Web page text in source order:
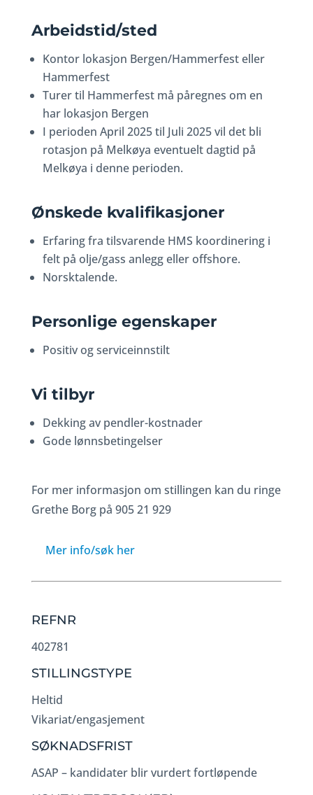
Arbeidstid/sted
Kontor lokasjon Bergen/Hammerfest eller
Hammerfest
Turer til Hammerfest må påregnes om en
har lokasjon Bergen
I perioden April 2025 til Juli 2025 vil det bli
rotasjon på Melkøya eventuelt dagtid på
Melkøya i denne perioden.
Ønskede kvalifikasjoner
Erfaring fra tilsvarende HMS koordinering i
felt på olje/gass anlegg eller offshore.
Norsktalende.
Personlige egenskaper
Positiv og serviceinnstilt
Vi tilbyr
Dekking av pendler-kostnader
Gode lønnsbetingelser
For mer informasjon om stillingen kan du ringe
Grethe Borg på 905 21 929
Mer info/søk her
REFNR
402781
STILLINGSTYPE
Heltid
Vikariat/engasjement
SØKNADSFRIST
ASAP – kandidater blir vurdert fortløpende